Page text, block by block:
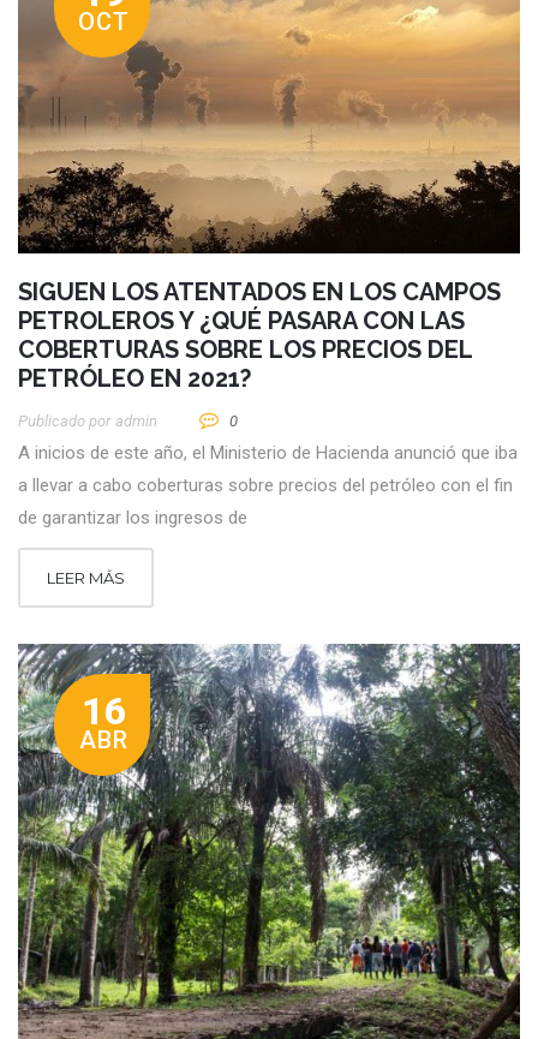
OCT
SIGUEN LOS ATENTADOS EN LOS CAMPOS
PETROLEROS Y ¿QUÉ PASARA CON LAS
COBERTURAS SOBRE LOS PRECIOS DEL
PETRÓLEO EN 2021?
Publicado por Admin 0
A inicios de este año, el Ministerio de Hacienda anunció que iba
a llevar a cabo coberturas sobre precios del petróleo con el fin
de garantizar los ingresos de
LEER MÁS
16
ABR